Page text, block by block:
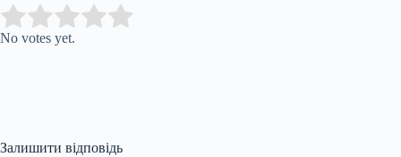
Rate this item:
No votes yet.
Залишити відповідь